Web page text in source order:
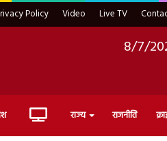
Policy Video Live TV
8/7/
Live राज्य राजनीति